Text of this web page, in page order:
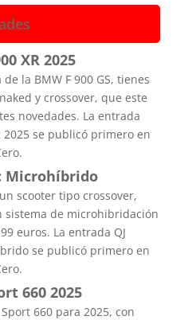
XR 2025
la BMW F 900 GS, tienes
y crossover, que este
novedades. La entrada
2025 se publicó primero en
Microhíbrido
scooter tipo crossover,
sistema de microhibridación
euros. La entrada QJ
se publicó primero en
660 2025
660 para 2025, con